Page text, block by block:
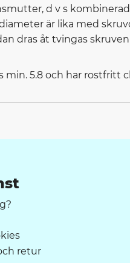
d v s
är lika med
dras åt tvingas
min. 5.8 och har rostfritt
retur